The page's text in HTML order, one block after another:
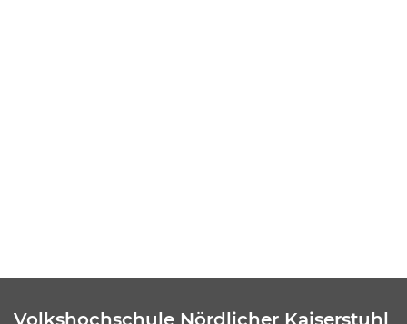
Volkshochschule Nördlicher Kaiserstuhl